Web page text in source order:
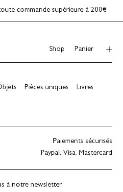
commande supérieure à 200€
Shop Panier
Pièces uniques Livres
Paiements sécurisés
Paypal, Visa, Mastercard
à notre newsletter